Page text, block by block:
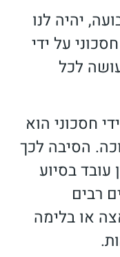
יהיה לנו
על ידי
לכל
חסכוני הוא
הסיבה לכך
בסיוע
רבים
או בלימה